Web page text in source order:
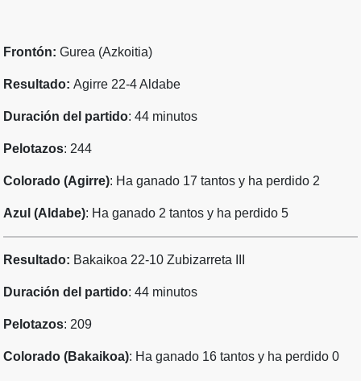
Frontón: Gurea (Azkoitia)
Resultado: Agirre 22-4 Aldabe
Duración del partido: 44 minutos
Pelotazos: 244
Colorado (Agirre): Ha ganado 17 tantos y ha perdido 2
Azul (Aldabe): Ha ganado 2 tantos y ha perdido 5
Resultado: Bakaikoa 22-10 Zubizarreta III
Duración del partido: 44 minutos
Pelotazos: 209
Colorado (Bakaikoa): Ha ganado 16 tantos y ha perdido 0